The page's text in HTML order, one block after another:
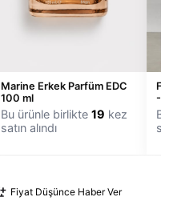
Marine Erkek Parfüm EDC
100 ml
Bu ürünle birlikte 19 kez
satın alındı
-
Bu
Fiyat Düşünce Haber Ver